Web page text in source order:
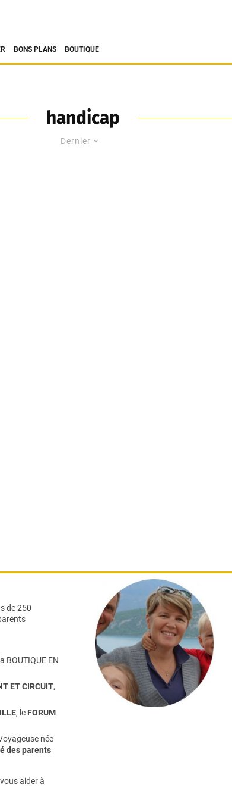
BONS PLANS BOUTIQUE
handicap
Dernier
de 250
BOUTIQUE EN
ET CIRCUIT,
, le FORUM
née
des parents
aider à